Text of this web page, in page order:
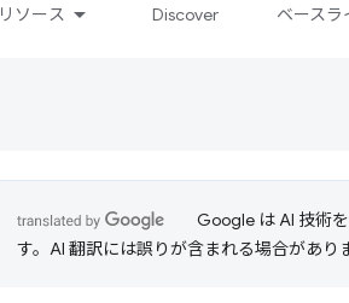
リソース Discover ベースラ
Google は AI 技術
す。AI 翻訳には誤りが含まれる場合があり